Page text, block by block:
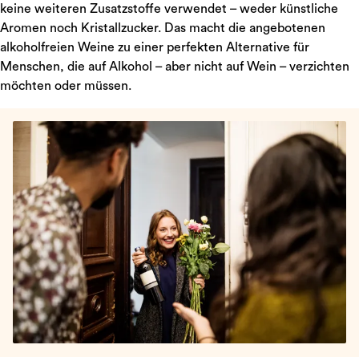
keine weiteren Zusatzstoffe verwendet – weder künstliche
Aromen noch Kristallzucker. Das macht die angebotenen
alkoholfreien Weine zu einer perfekten Alternative für
Menschen, die auf Alkohol – aber nicht auf Wein – verzichten
möchten oder müssen.